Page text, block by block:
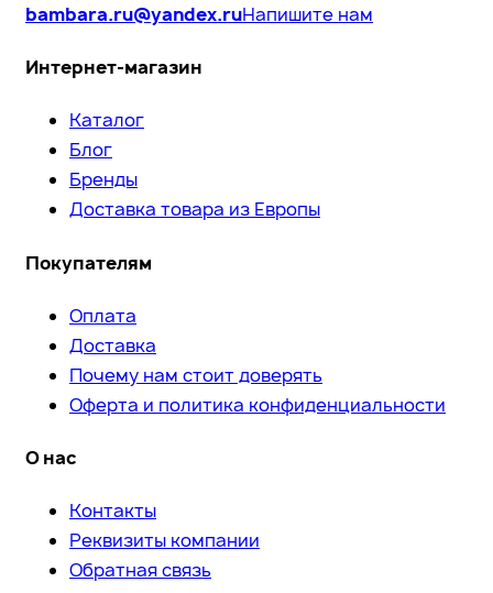
bambara.ru@yandex.ruНапишите нам
Интернет-магазин
Каталог
Блог
Бренды
Доставка товара из Европы
Покупателям
Оплата
Доставка
Почему нам стоит доверять
Оферта и политика конфиденциальности
О нас
Контакты
Реквизиты компании
Обратная связь